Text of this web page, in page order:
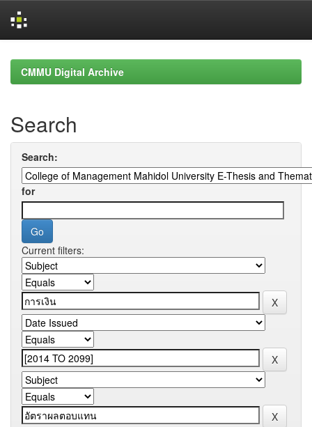
navigationCMMU Digital Archive
Search
Search:
for
Current filters: